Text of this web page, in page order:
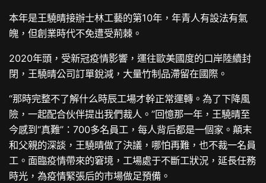
本年是王驍晴接辦士林工藝的第10年，年青人有設法有氣
魄，但創業時代不免遭受荊棘。
2020年頭，受新冠疫情影響，運往歐美國度的口岸陸續封
閉，王驍晴公司訂單銳減，大量竹制品滯留在國際。
“那時完整不了解什么時辰工場才幹正常運轉。為了下降風
險，一起配合伙伴提出我們裁人。”回憶那一年，王驍晴至
今感到“真難”：700多名員工，每人背后都是一個家。顛末
和父親的深談，王驍晴做了決議，哪怕再難，也不裁一名員
工。面臨疫情帶來的窘境，工場處于不斷工狀況，延長任務
時光，為疫情緊張后的市場做足預備。